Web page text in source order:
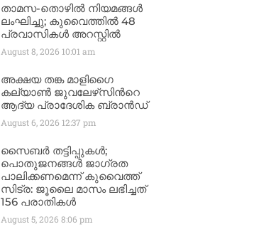
താമസ-തൊഴിൽ നിയമങ്ങൾ
ലംഘിച്ചു; കുവൈത്തിൽ 48
പ്രവാസികൾ അറസ്റ്റിൽ
August 8, 2026 10:01 am
അക്ഷയ തങ്ക മാളിഗൈ
കല്യാണ്‍ ജുവലേഴ്‌സിന്‍റെ
ആദ്യ പ്രാദേശിക ബ്രാന്‍ഡ്
August 6, 2026 12:37 pm
സൈബർ തട്ടിപ്പുകൾ;
പൊതുജനങ്ങൾ ജാഗ്രത
പാലിക്കണമെന്ന് കുവൈത്ത്
സിട്ര: ജൂലൈ മാസം ലഭിച്ചത്
156 പരാതികൾ
August 5, 2026 8:06 pm